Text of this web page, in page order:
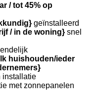
/ tot 45% op
geïnstalleerd
/ in de woning} snel
huishouden/ieder
installatie
met zonnepanelen